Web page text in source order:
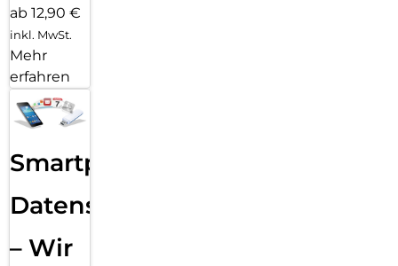
ab 12,90 €
inkl. MwSt.
Mehr
erfahren
Smartphone
Datensicherung
– Wir